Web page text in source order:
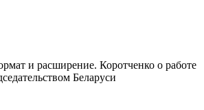
и расширение. Коротченко о работе
Беларуси